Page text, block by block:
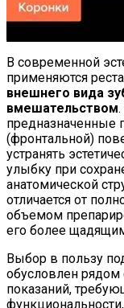
В современной
применяются
внешнего вида
вмешательством
предназначенные
(фронтальной)
устранять
улыбку при
анатомической
отличается от
объемом
его более
Выбор в пользу
обусловлен рядом
показаний,